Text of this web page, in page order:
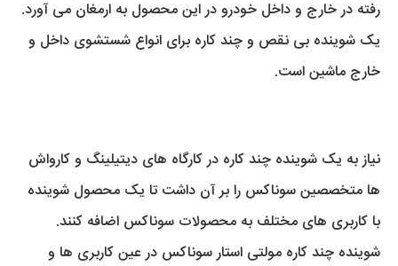
رفته در خارج و داخل خودرو در این محصول به ارمغان می آورد.
یک شوینده بی نقص و چند کاره برای انواع شستشوی داخل و
خارج ماشین است.
نیاز به یک شوینده چند کاره در کارگاه های دیتیلینگ و کارواش
ها متخصصین سوناکس را بر آن داشت تا یک محصول شوینده
با کاربری های مختلف به محصولات سوناکس اضافه کنند.
شوینده چند کاره مولتی استار سوناکس در عین کاربری ها و